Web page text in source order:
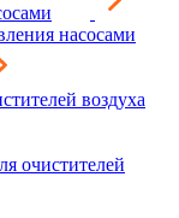
насосами
воздуха
очистителей